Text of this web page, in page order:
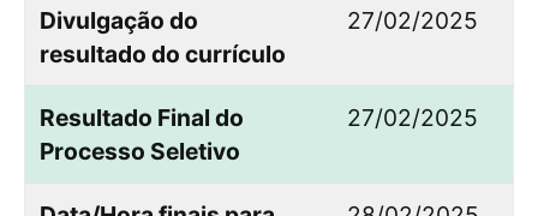
Divulgação do
resultado do currículo
27/02/2025
Resultado Final do
Processo Seletivo
27/02/2025